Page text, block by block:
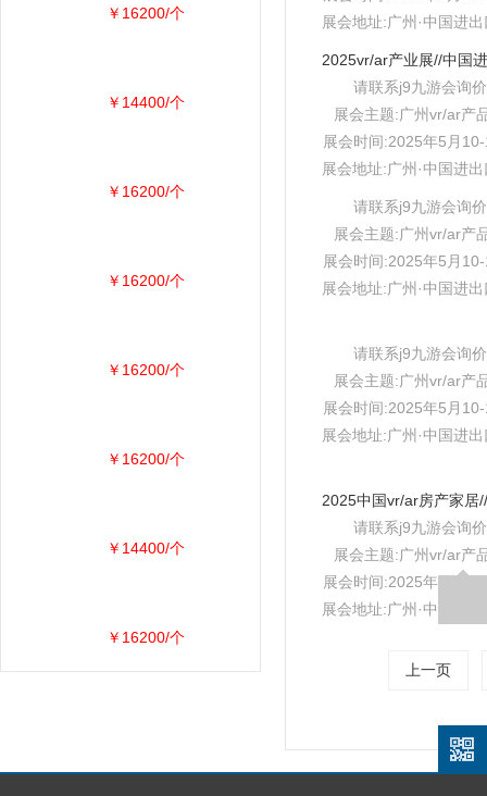
展会地址:广州·中国进
请联系j9九游会询价
展会主题:广州vr/ar产
展会时间:2025年5月
展会地址:广州·中国进
请联系j9九游会询价
展会主题:广州vr/ar产
展会时间:2025年5月
展会地址:广州·中国进
请联系j9九游会询价
展会主题:广州vr/ar产
展会时间:2025年5月
展会地址:广州·中国进
请联系j9九游会询价
展会主题:广州vr/ar产
展会时间:2025年5月
展会地址:广州·中国进
上一页
￥16200/个
￥14400/个
￥16200/个
￥16200/个
￥16200/个
￥16200/个
￥14400/个
￥16200/个